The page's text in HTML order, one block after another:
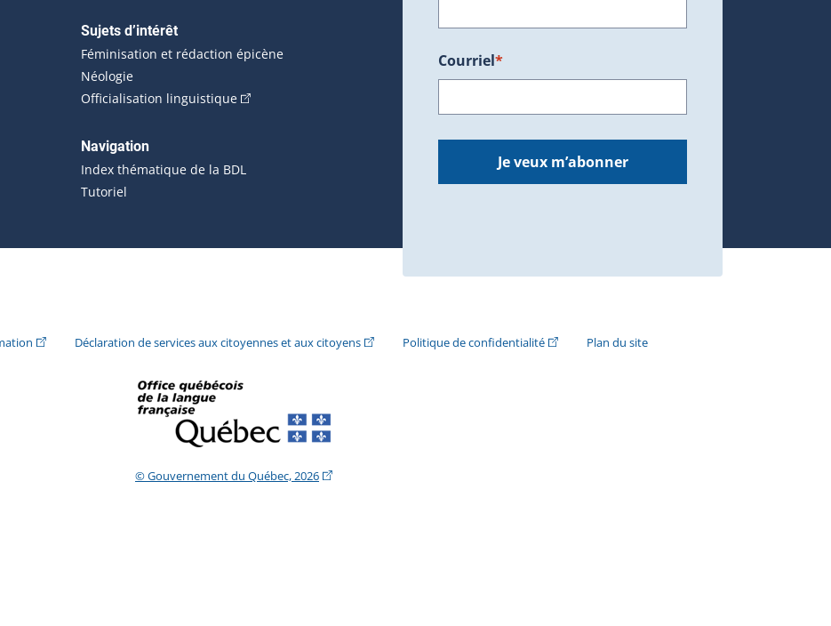
hyperlien externe s'ouvrira dans une nouvelle fenêtre.)
s'ouvrira dans une nouvelle fenêtre.)
externe s'ouvrira dans une nouvelle fenêtre.)
dans une nouvelle fenêtre.)
Sujets d’intérêt
Féminisation et rédaction épicène
Néologie
Officialisation linguistique(Cet hyperlien externe s'ouvrira dans une nouvelle fenêtre.)
Navigation
Index thématique de la BDL
Tutoriel
Courriel*
Je veux m’abonner
dans une nouvelle fenêtre.)
(Cet hyperlien externe s'ouvrira dans une nouvelle fenêtre.)
Déclaration de services aux citoyennes et aux citoyens(Cet hyperlien externe s'ouvrira dans une nouvelle fenêtre.)
Politique de confidentialité(Cet hyperlien externe s'ouvrira dans une nouvelle
Plan du site
© Gouvernement du Québec, 2026(Cet hyperlien externe s'ouvrira dans une nouvelle fenêtre.)